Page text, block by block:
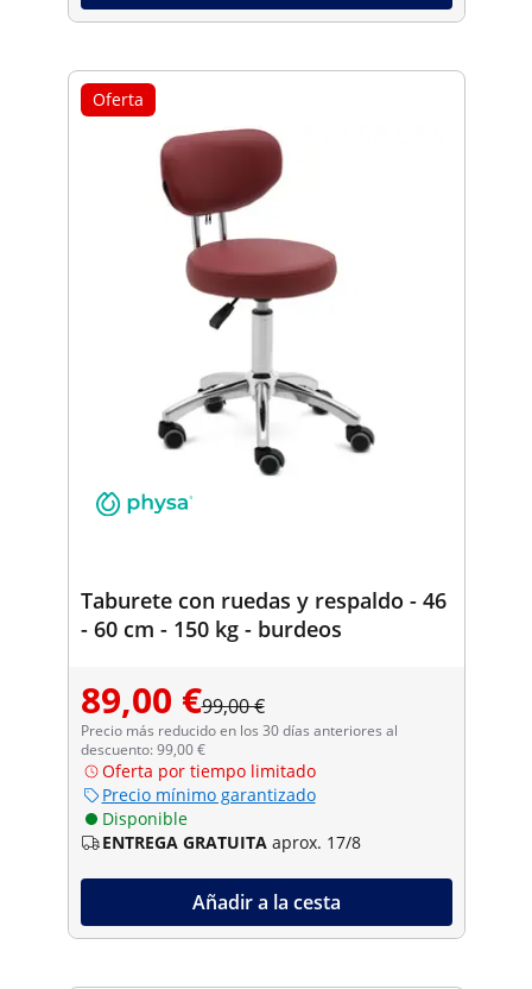
Oferta
Taburete con ruedas y respaldo - 46
- 60 cm - 150 kg - burdeos
89,00 €99,00 €
Precio más reducido en los 30 días anteriores al
descuento: 99,00 €
Oferta por tiempo limitado
Precio mínimo garantizado
Disponible
ENTREGA GRATUITA aprox. 17/8
Añadir a la cesta